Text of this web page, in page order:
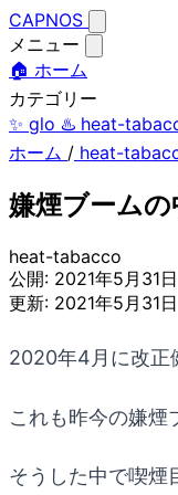
CAPNOS
メニュー
🏠 ホーム
カテゴリー
✨ glo ♨️ heat-
ホーム / heat-
嫌煙ブーム
heat-tabacco
公開: 2021年5月31日
更新: 2021年5月31日
2020年4月に改正
これも昨今の嫌煙
そうした中で喫煙